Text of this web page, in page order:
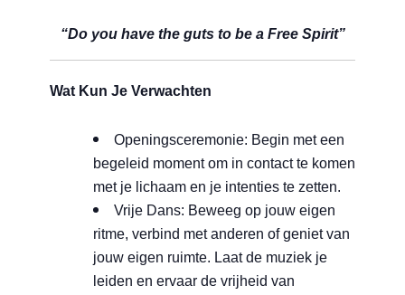
“Do you have the guts to be a Free Spirit”
Wat Kun Je Verwachten
Openingsceremonie: Begin met een
begeleid moment om in contact te komen
met je lichaam en je intenties te zetten.
Vrije Dans: Beweeg op jouw eigen
ritme, verbind met anderen of geniet van
jouw eigen ruimte. Laat de muziek je
leiden en ervaar de vrijheid van